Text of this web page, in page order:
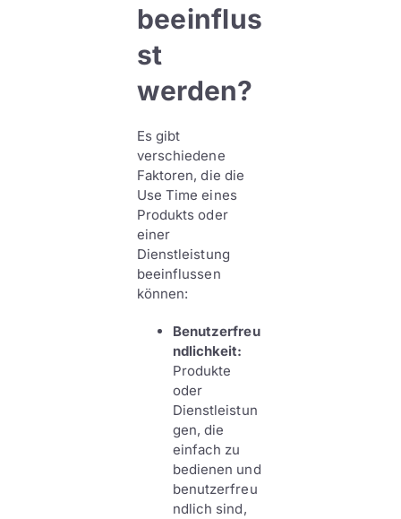
beeinflus
st
werden?
Es gibt
verschiedene
Faktoren, die die
Use Time eines
Produkts oder
einer
Dienstleistung
beeinflussen
können:
Benutzerfreu
ndlichkeit:
Produkte
oder
Dienstleistun
gen, die
einfach zu
bedienen und
benutzerfreu
ndlich sind,